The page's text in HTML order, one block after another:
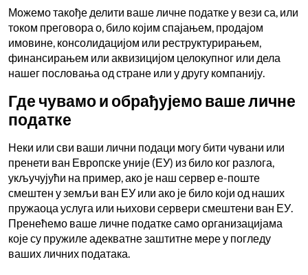
Можемо такође делити ваше личне податке у вези са, или
током преговора о, било којим спајањем, продајом
имовине, консолидацијом или реструктурирањем,
финансирањем или аквизицијом целокупног или дела
нашег пословања од стране или у другу компанију.
Где чувамо и обрађујемо ваше личне
податке
Неки или сви ваши лични подаци могу бити чувани или
пренети ван Европске уније (ЕУ) из било ког разлога,
укључујући на пример, ако је наш сервер е-поште
смештен у земљи ван ЕУ или ако је било који од наших
пружаоца услуга или њихови сервери смештени ван ЕУ.
Пренећемо ваше личне податке само организацијама
које су пружиле адекватне заштитне мере у погледу
ваших личних података.